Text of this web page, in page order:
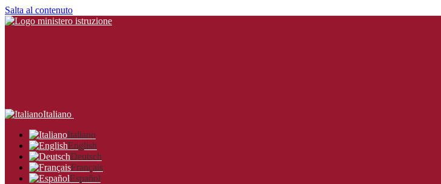
Salta al contenuto
Italiano
Italiano
English
Deutsch
Français
Español